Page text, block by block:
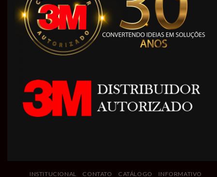
INSTITUCIONAL CONTATO CATÁLOGO INFORMATIVO